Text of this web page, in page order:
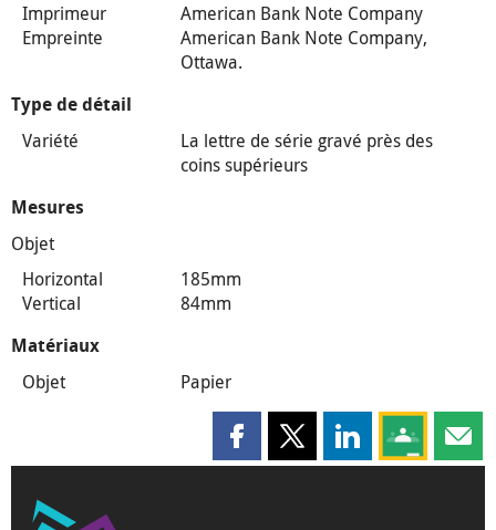
Imprimeur
American Bank Note Company
Empreinte
American Bank Note Company,
Ottawa.
Type de détail
Variété
La lettre de série gravé près des
coins supérieurs
Mesures
Objet
Horizontal
185mm
Vertical
84mm
Matériaux
Objet Papier
Partager cette page sur
Partager cette page sur X
Partager cette
Partagez